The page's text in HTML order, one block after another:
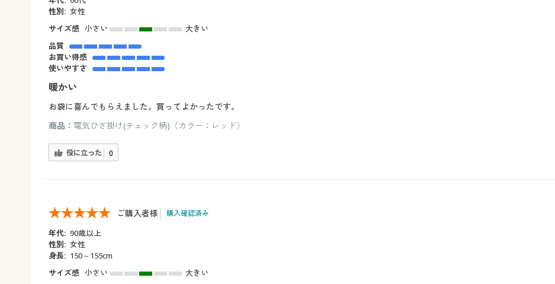
性別: 女性
サイズ感 小さい
大きい
品質
お買い得感
使いやすさ
暖かい
お袋に喜んでもらえました。買ってよかったです。
商品： 電気ひざ掛け(チェック柄)（カラー：レッド）
役に立った 0
ご購入者様 購入確認済み
年代: 90歳以上
性別: 女性
身長: 150～155cm
サイズ感 小さい
大きい